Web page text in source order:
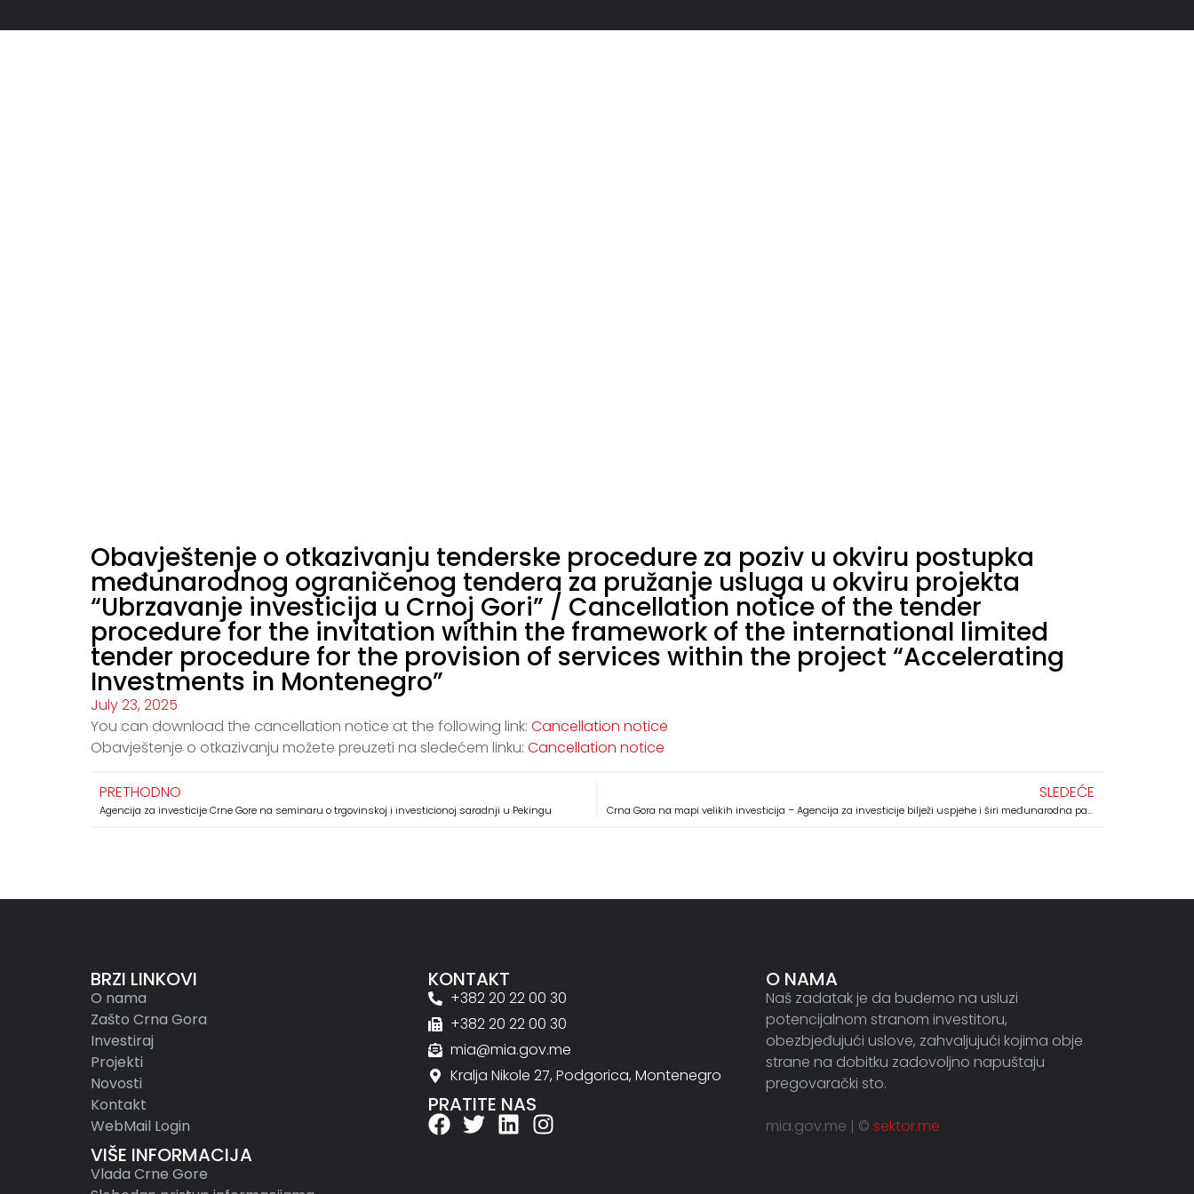
Obavještenje o otkazivanju tenderske procedure za poziv u okviru postupka
međunarodnog ograničenog tendera za pružanje usluga u okviru projekta
“Ubrzavanje investicija u Crnoj Gori” / Cancellation notice of the tender
procedure for the invitation within the framework of the international limited
tender procedure for the provision of services within the project “Accelerating
Investments in Montenegro”
July 23, 2025
You can download the cancellation notice at the following link: Cancellation notice
Obavještenje o otkazivanju možete preuzeti na sledećem linku: Cancellation notice
PRETHODNO
Agencija za investicije Crne Gore na seminaru o trgovinskoj i investicionoj saradnji u Pekingu
SLEDEĆE
Crna Gora na mapi velikih investicija – Agencija za investicije bilježi uspjehe i širi međunarodna partnerstva
BRZI LINKOVI
O nama
Zašto Crna Gora
Investiraj
Projekti
Novosti
Kontakt
WebMail Login
VIŠE INFORMACIJA
Vlada Crne Gore
KONTAKT
+382 20 22 00 30
+382 20 22 00 30
mia@mia.gov.me
Kralja Nikole 27, Podgorica, Montenegro
PRATITE NAS
O NAMA
Naš zadatak je da budemo na usluzi
potencijalnom stranom investitoru,
obezbjeđujući uslove, zahvaljujući kojima obje
strane na dobitku zadovoljno napuštaju
pregovarački sto.
mia.gov.me | © sektor.me